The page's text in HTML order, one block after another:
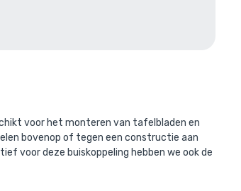
voor het monteren van tafelbladen en
bovenop of tegen een constructie aan
voor deze buiskoppeling hebben we ook de